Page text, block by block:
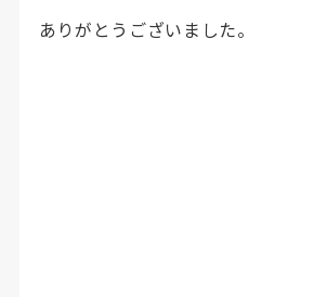
ありがとうございました。